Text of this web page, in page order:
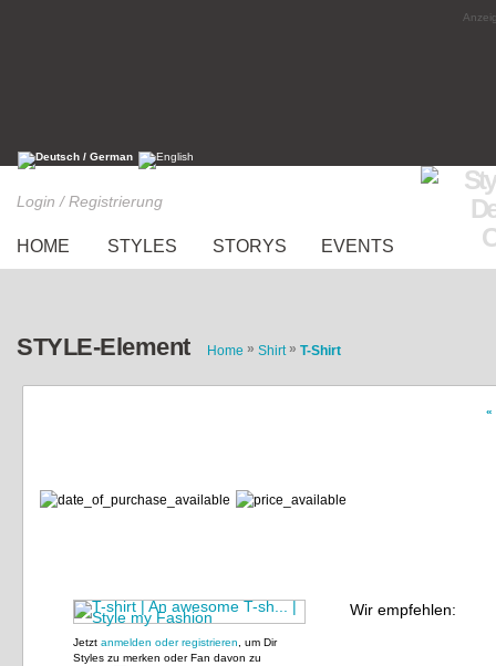
Login / Registrierung
HOME STYLES STORYS EVENTS
STYLE-Element Home » Shirt » T-Shirt
«
Jetzt anmelden oder registrieren , um Dir
Styles zu merken oder Fan davon zu
Wir empfehlen: